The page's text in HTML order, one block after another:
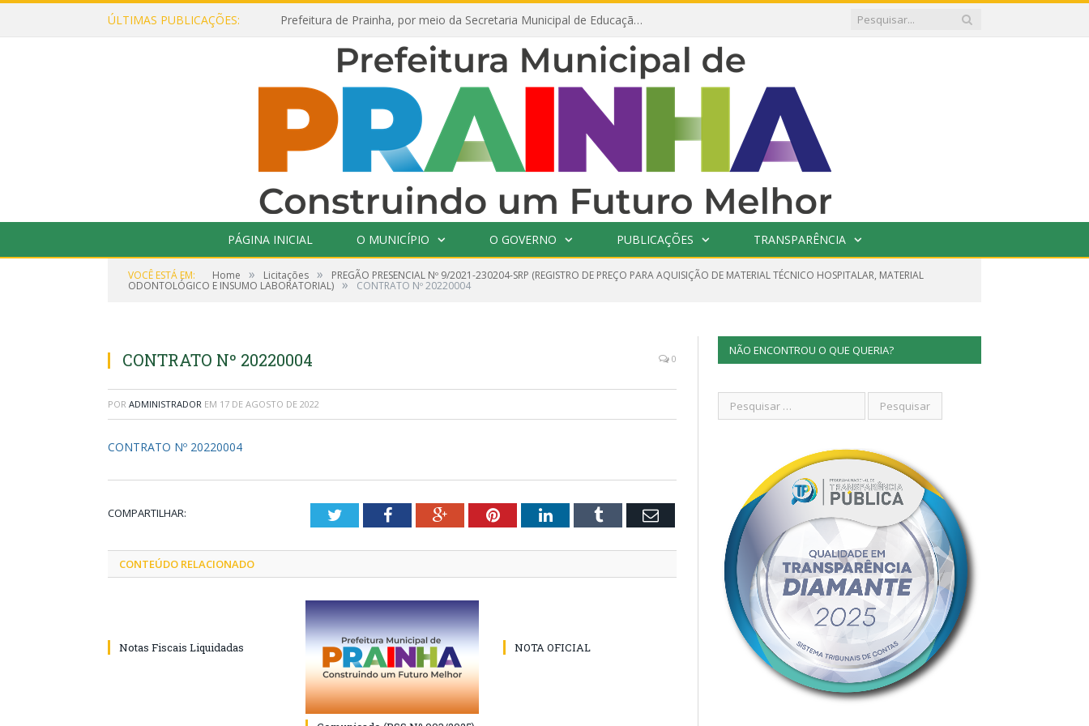
ÚLTIMAS PUBLICAÇÕES: Prefeitura de Prainha, por meio da Secretaria Municipal de Educação, abre 354 vagas na área da Educação para 2025 com processo seletivo simplificado
PÁGINA INICIAL O MUNICÍPIO O GOVERNO PUBLICAÇÕES TRANSPARÊNCIA
VOCÊ ESTÁ EM: Home » Licitações » PREGÃO PRESENCIAL Nº 9/2021-230204-SRP (REGISTRO DE PREÇO PARA AQUISIÇÃO DE MATERIAL TÉCNICO HOSPITALAR, MATERIAL
ODONTOLÓGICO E INSUMO LABORATORIAL) » CONTRATO Nº 20220004
CONTRATO Nº 20220004 0
POR ADMINISTRADOR EM 17 DE AGOSTO DE 2022
CONTRATO Nº 20220004
COMPARTILHAR: TwitterFacebookGoogle+PinterestLinkedInTumblr Email
CONTEÚDO RELACIONADO
Notas Fiscais Liquidadas NOTA OFICIAL
NÃO ENCONTROU O QUE QUERIA?